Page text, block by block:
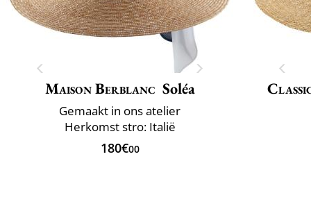
Maison Berblanc Soléa
Gemaakt in ons atelier
Herkomst stro: Italië
180€00